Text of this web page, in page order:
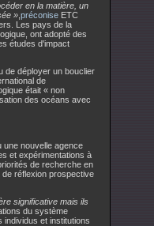
en la matière, un
» préconise ETC
Les pays de la
ont adopté des
études d'impact
de déployer un bouclier
de
était « non
des océans avec
une nouvelle agence
et expérimentations à
de recherche en
réflexion prospective
significative mais ils
du système
et institutions